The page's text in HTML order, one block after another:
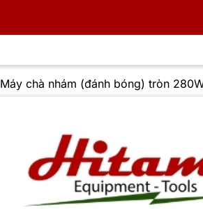
Máy chà nhám (đánh bóng) tròn